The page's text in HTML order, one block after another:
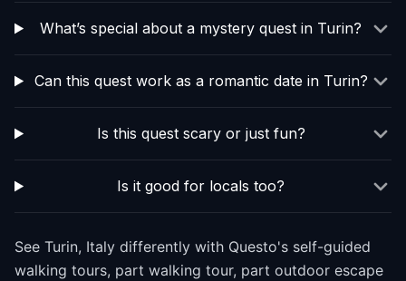
What’s special about a mystery quest in Turin?
Can this quest work as a romantic date in Turin?
Is this quest scary or just fun?
Is it good for locals too?
See Turin, Italy differently with Questo's self-guided
walking tours, part walking tour, part outdoor escape